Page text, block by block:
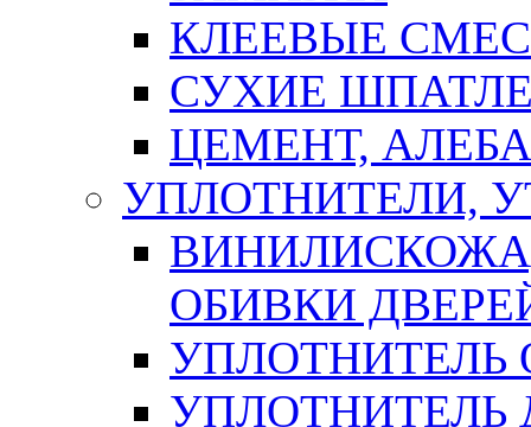
КЛЕЕВЫЕ
СУХИЕ
ЦЕМЕНТ,
УПЛОТНИТЕЛИ,
ОБИВКИ
УПЛОТНИТЕЛЬ